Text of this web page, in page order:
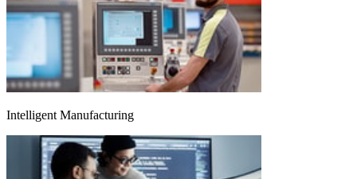
Intelligent Manufacturing